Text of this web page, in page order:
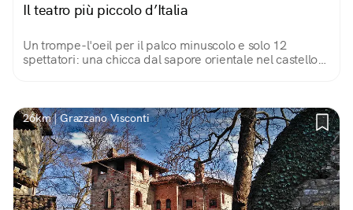
Il teatro più piccolo d’Italia
Un trompe-l'oeil per il palco minuscolo e solo 12
spettatori: una chicca dal sapore orientale nel castello
26km | Grazzano Visconti